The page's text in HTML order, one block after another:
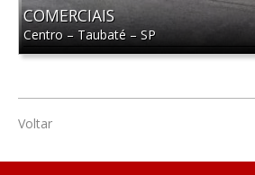
COMERCIAIS
Centro –Taubaté–SP
Voltar